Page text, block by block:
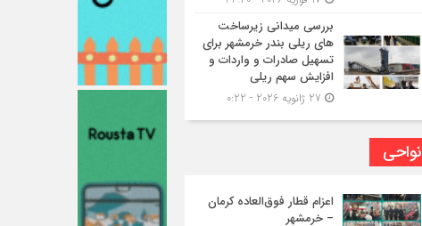
بررسی میدانی زیرساخت
های ریلی بندر خرمشهر برای
تسهیل صادرات و واردات و
افزایش سهم ریلی
نواحی
اعزام قطار فوق‌العاده کرمان
– خرمشهر